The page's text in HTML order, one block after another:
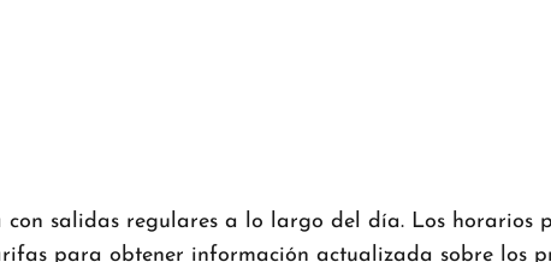
salidas regulares a lo largo del día. Los horarios
para obtener información actualizada sobre los